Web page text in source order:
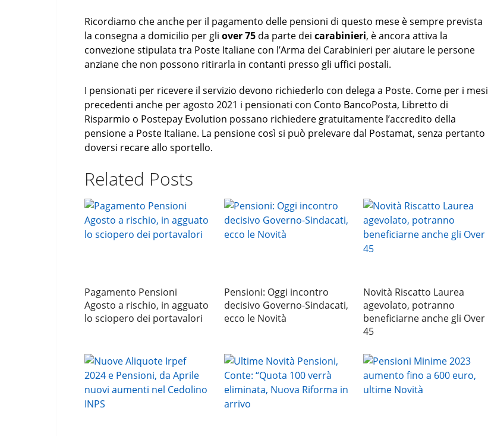
Ricordiamo che anche per il pagamento delle pensioni di questo mese è sempre prevista
la consegna a domicilio per gli over 75 da parte dei carabinieri, è ancora attiva la
convezione stipulata tra Poste Italiane con l’Arma dei Carabinieri per aiutare le persone
anziane che non possono ritirarla in contanti presso gli uffici postali.
I pensionati per ricevere il servizio devono richiederlo con delega a Poste. Come per i mesi
precedenti anche per agosto 2021 i pensionati con Conto BancoPosta, Libretto di
Risparmio o Postepay Evolution possano richiedere gratuitamente l’accredito della
pensione a Poste Italiane. La pensione così si può prelevare dal Postamat, senza pertanto
doversi recare allo sportello.
Related Posts
Pagamento Pensioni
Agosto a rischio, in agguato
lo sciopero dei portavalori
Pensioni: Oggi incontro
decisivo Governo-Sindacati,
ecco le Novità
Novità Riscatto Laurea
agevolato, potranno
beneficiarne anche gli Over
45